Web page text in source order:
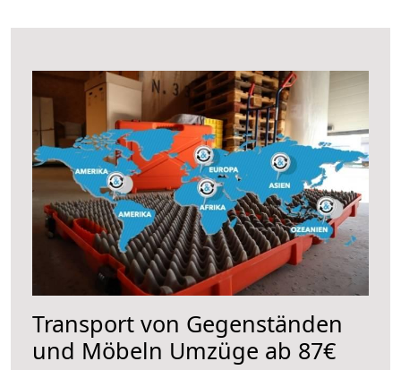
Transport von Gegenständen
und Möbeln Umzüge ab 87€